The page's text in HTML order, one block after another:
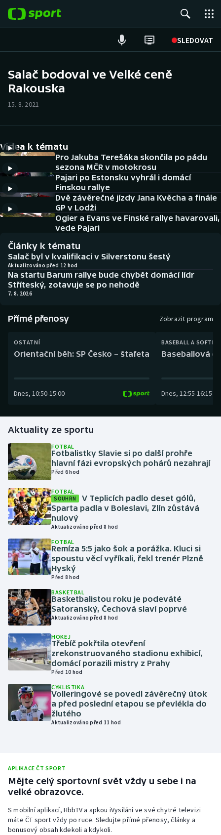
SLEDOVAT
Hokej
Cyklistika
DALŠÍ SPORTY
Americký fotbal
Baseball a softbal
Basketbal
Biatlon
Box
Curling
Florbal
Futsal
Golf
Gymnastika
Házená
Jezdectví
Judo
Krasobruslení
Lyže a snowboard
Moderní pětiboj
Motorsport
Parasport
Rychlobruslení
Rychlostní kanoistika
NEPŘEHLÉDNĚTE
Historické návraty
Aplikace ČT sport
Salač bodoval ve Velké ceně
Rakouska
15. 8. 2021
Videa k tématu
Pro Jakuba Terešáka skončila po pádu
sezona MČR v motokrosu
Pajari po Estonsku vyhrál i domácí
Finskou rallye
Dvě závěrečné jízdy Jana Kvěcha a finále
GP v Lodži
Ogier a Evans ve Finské rallye havarovali,
vede Pajari
Články k tématu
Salač byl v kvalifikaci v Silverstonu šestý
Aktualizováno před 12 hod
Na startu Barum rallye bude chybět domácí lídr
Stříteský, zotavuje se po nehodě
7. 8. 2026
Přímé přenosy Zobrazit program
OSTATNÍ
Orientační běh: SP Česko – štafeta
Dnes, 10:50-15:00
BASEBALL A
Baseballová
Dnes, 12:55-16:15
Aktuality ze sportu
FOTBAL
Fotbalistky Slavie si po další prohře
hlavní fázi evropských pohárů nezahrají
Před 6 hod
FOTBAL
SOUHRN
V Teplicích padlo deset gólů,
Sparta padla v Boleslavi, Zlín zůstává
nulový
Aktualizováno před 8 hod
FOTBAL
Remíza 5:5 jako šok a porážka. Kluci si
spoustu věcí vyříkali, řekl trenér Plzně
Hyský
Před 8 hod
BASKETBAL
Basketbalistou roku je podeváté
Satoranský, Čechová slaví poprvé
Aktualizováno před 8 hod
HOKEJ
Třebíč pokřtila otevření
zrekonstruovaného stadionu exhibicí,
domácí porazili mistry z Prahy
Před 10 hod
CYKLISTIKA
Volleringové se povedl závěrečný útok
a před poslední etapou se převlékla do
žlutého
Aktualizováno před 11 hod
APLIKACE ČT SPORT
Mějte celý sportovní svět vždy u sebe i na
velké obrazovce.
S mobilní aplikací, HbbTV a apkou iVysílání ve své chytré televizi
máte ČT sport vždy po ruce. Sledujte přímé přenosy, články a
bonusový obsah kdekoli a kdykoli.